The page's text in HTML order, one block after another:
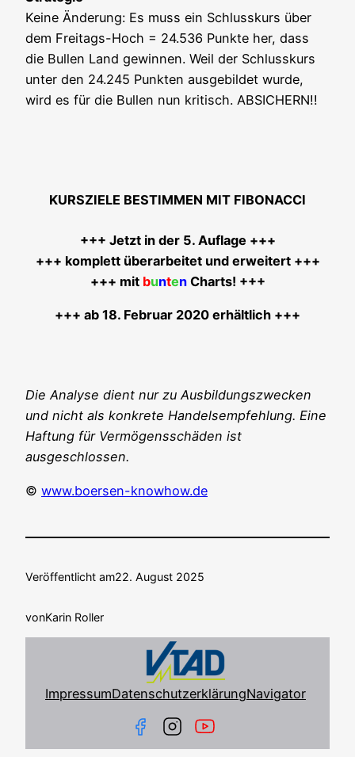
Kei­ne Ände­rung: Es muss ein Schluss­kurs über
dem Frei­tags-Hoch = 24.536 Punk­te her, dass
die Bul­len Land gewin­nen. Weil der Schluss­kurs
unter den 24.245 Punk­ten aus­ge­bil­det wur­de,
wird es für die Bul­len nun kri­tisch. ABSICHERN!!
KURSZIELE BESTIMMEN MIT FIBONACCI
+++ Jetzt in der 5. Auf­la­ge +++
+++ kom­plett über­ar­bei­tet und erwei­tert +++
+++ mit buntenCharts! +++
+++ ab 18. Febru­ar 2020 erhältlich +++
Die Ana­ly­se dient nur zu Aus­bil­dungs­zwe­cken
und nicht als kon­kre­te Han­dels­emp­feh­lung. Eine
Haf­tung für Ver­mö­gens­schä­den ist
ausgeschlossen.
© www.boersen-knowhow.de
Veröffentlicht am22. August 2025
vonKarin Roller
ImpressumDatenschutzerklärungNavigator